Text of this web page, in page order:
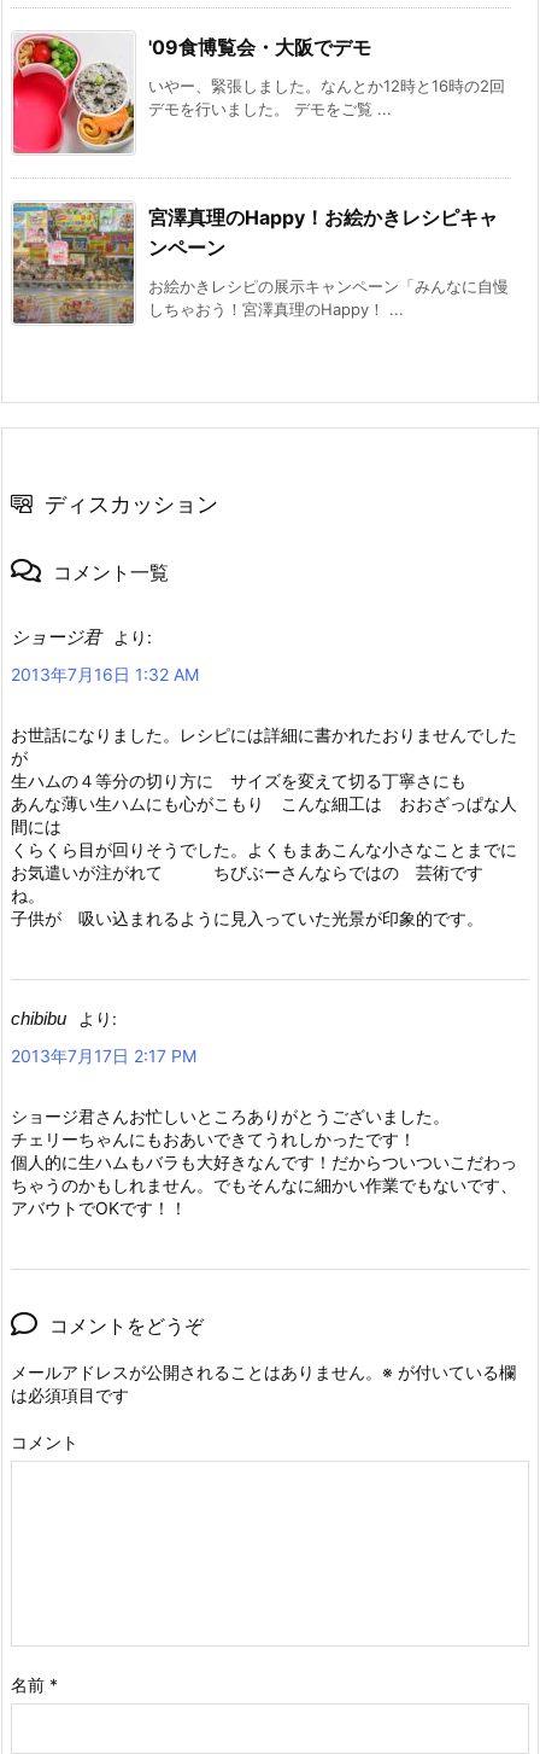
'09食博覧会・大阪でデモ
いやー、緊張しました。なんとか12時と16時の2回
デモを行いました。 デモをご覧 ...
宮澤真理のHappy！お絵かきレシピキャ
ンペーン
お絵かきレシピの展示キャンペーン「みんなに自慢
しちゃおう！宮澤真理のHappy！ ...
ディスカッション
コメント一覧
ショージ君
より:
2013年7月16日 1:32 AM
お世話になりました。レシピには詳細に書かれたおりませんでした
が
生ハムの４等分の切り方に サイズを変えて切る丁寧さにも
あんな薄い生ハムにも心がこもり こんな細工は おおざっぱな人
間には
くらくら目が回りそうでした。よくもまあこんな小さなことまでに
お気遣いが注がれて ちびぶーさんならではの 芸術です
ね。
子供が 吸い込まれるように見入っていた光景が印象的です。
chibibu
より:
2013年7月17日 2:17 PM
ショージ君さんお忙しいところありがとうございました。
チェリーちゃんにもおあいできてうれしかったです！
個人的に生ハムもバラも大好きなんです！だからついついこだわっ
ちゃうのかもしれません。でもそんなに細かい作業でもないです、
アバウトでOKです！！
コメントをどうぞ
メールアドレスが公開されることはありません。 ※ が付いている欄
は必須項目です
コメント
名前 *